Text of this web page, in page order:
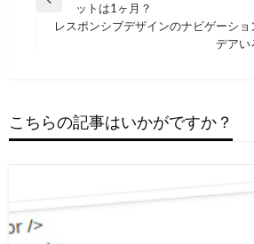
ー
シ
ットは1ヶ月？
レスポンシブデザインのナビゲーショ
デアい
こちらの記事はいかがですか？